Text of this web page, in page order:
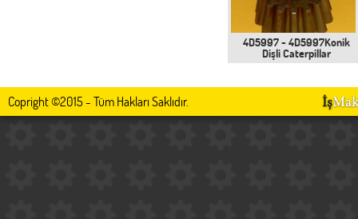
4D5997 - 4D5997Konik
Dişli Caterpillar
Copright ©2015 - Tüm Hakları Saklıdır.